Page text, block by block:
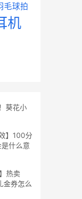
毛球拍
机
葵花小
】100分
什么意
热卖
金券怎么